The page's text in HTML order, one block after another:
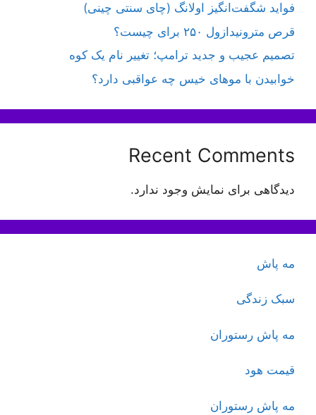
فواید شگفت‌انگیز اولانگ (چای سنتی چینی)
قرص مترونیدازول ۲۵۰ برای چیست؟
تصمیم عجیب و جدید ترامپ؛ تغییر نام یک کوه
خوابیدن با موهای خیس چه عواقبی دارد؟
Recent Comments
دیدگاهی برای نمایش وجود ندارد.
مه پاش
سبک زندگی
مه پاش رستوران
قیمت هود
مه پاش رستوران